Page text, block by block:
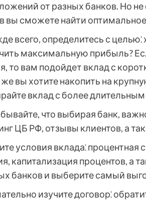
от разных банков. Но
вы сможете найти
всего, определитесь с
максимальную прибыль?
то вам подойдет вклад с
вы хотите накопить на
вклад с более
что выбирая банк,
ЦБ РФ, отзывы клиентов, а
условия вклада⁚
капитализация процентов, а
банков и выберите самый
изучите договор⁚